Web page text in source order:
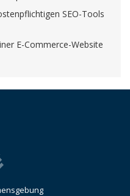
SEO-Tools
E-Commerce-Website